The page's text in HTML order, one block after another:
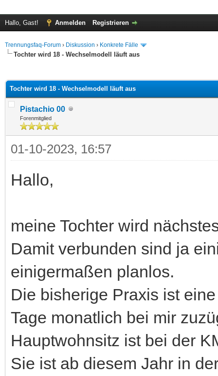
Hallo, Gast! Anmelden Registrieren
Trennungsfaq-Forum › Diskussion › Konkrete Fälle
Tochter wird 18 - Wechselmodell läuft aus
Tochter wird 18 - Wechselmodell läuft aus
Pistachio 00
Forenmitglied
01-10-2023, 16:57
Hallo,
meine Tochter wird
Damit verbunden sind ja
einigermaßen planlos.
Die bisherige Praxis ist
Tage monatlich bei mir
Hauptwohnsitz ist bei der
Sie ist ab diesem Jahr in